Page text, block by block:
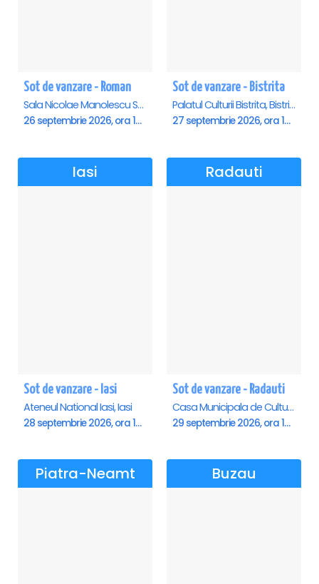
Sot de vanzare - Roman
Sala Nicolae Manolescu Strunga (Sala de festivitati a Primariei Roman), Roman
26 septembrie 2026, ora 19:00
Sot de vanzare - Bistrita
Palatul Culturii Bistrita, Bistrita
27 septembrie 2026, ora 19:00
Iasi
Sot de vanzare - Iasi
Ateneul National Iasi, Iasi
28 septembrie 2026, ora 19:00
Radauti
Sot de vanzare - Radauti
Casa Municipala de Cultura, Radauti
29 septembrie 2026, ora 19:00
Piatra-Neamt Buzau